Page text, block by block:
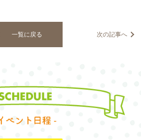
一覧に戻る 次の記事へ